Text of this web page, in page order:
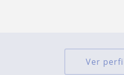
Ver